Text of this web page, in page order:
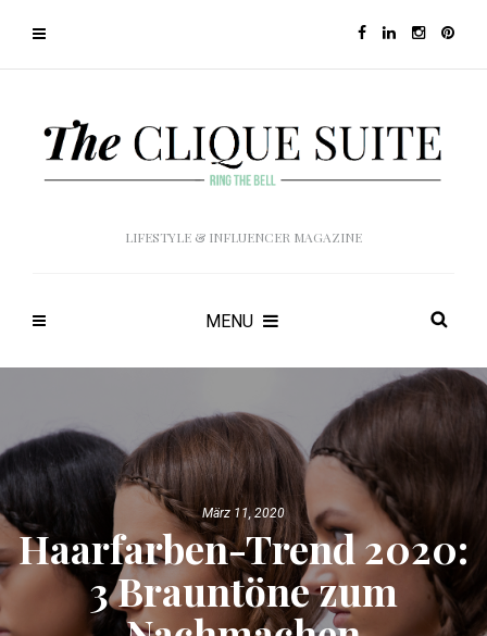
LIFESTYLE & INFLUENCER MAGAZINE
MENU
März 11, 2020
Haarfarben-Trend 2020:
3 Brauntöne zum